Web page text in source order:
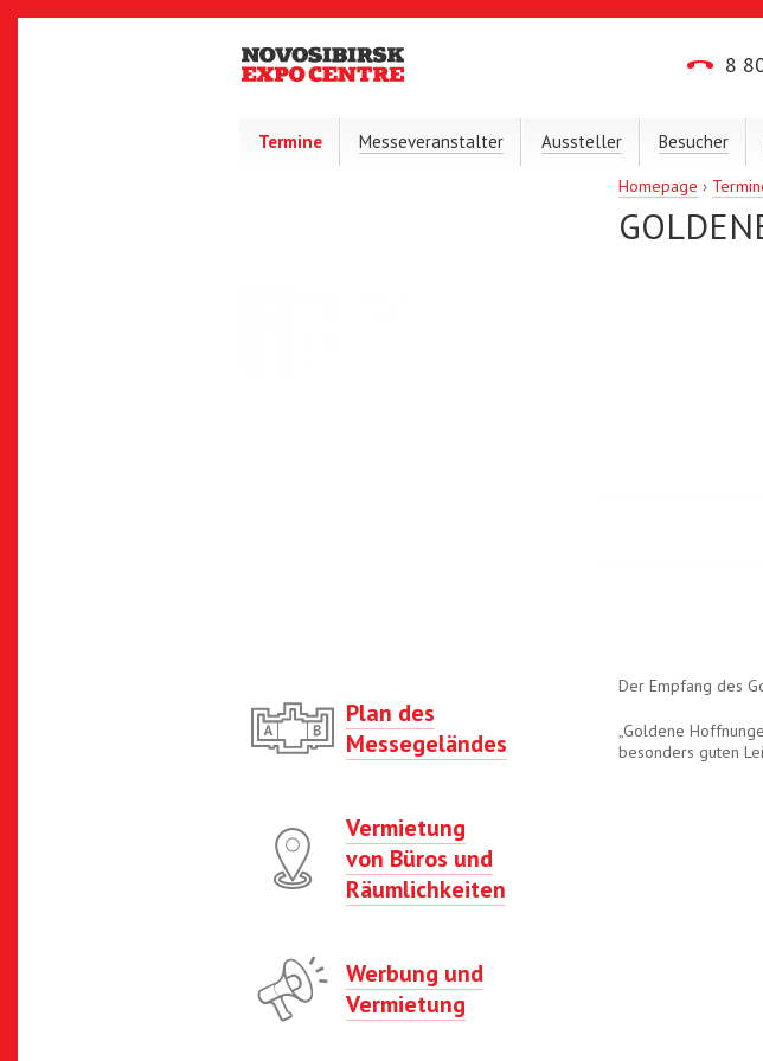
8
Termine Messeveranstalter Aussteller Besucher
Homepage ›
Der Empfang des
„Goldene
besonders guten
Plan des
Messegeländes
Vermietung
von Büros und
Räumlichkeiten
Werbung und
Vermietung